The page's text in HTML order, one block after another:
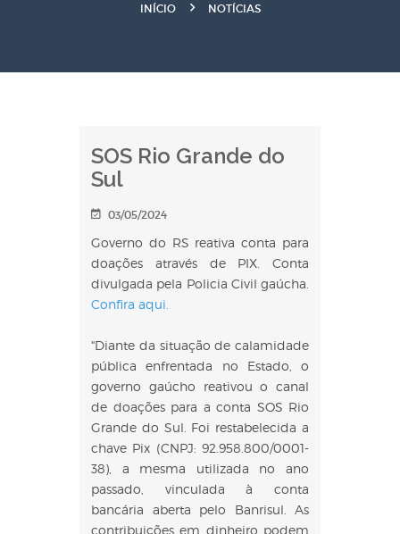
INÍCIO NOTÍCIAS
SOS Rio Grande do
Sul
03/05/2024
Governo do RS reativa conta para
doações através de PIX. Conta
divulgada pela Policia Civil gaúcha.
Confira aqui.
"Diante da situação de calamidade
pública enfrentada no Estado, o
governo gaúcho reativou o canal
de doações para a conta SOS Rio
Grande do Sul. Foi restabelecida a
chave Pix (CNPJ: 92.958.800/0001-
38), a mesma utilizada no ano
passado, vinculada à conta
bancária aberta pelo Banrisul. As
contribuições em dinheiro podem